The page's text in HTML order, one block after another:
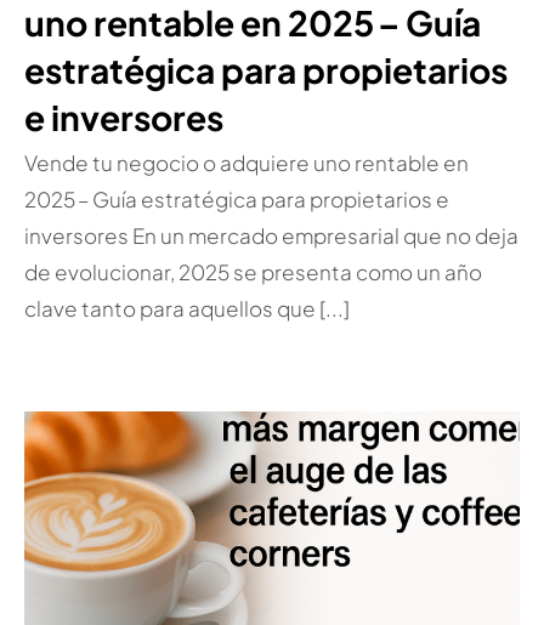
uno rentable en 2025 – Guía
estratégica para propietarios
e inversores
Vende tu negocio o adquiere uno rentable en
2025 – Guía estratégica para propietarios e
inversores En un mercado empresarial que no deja
de evolucionar, 2025 se presenta como un año
clave tanto para aquellos que [...]